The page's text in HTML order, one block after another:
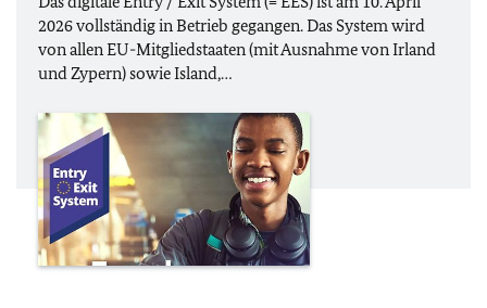
2026 vollständig in Betrieb gegangen. Das System wird
von allenEU-Mitgliedstaaten (mit Ausnahme von Irland
und Zypern) sowie Island,…